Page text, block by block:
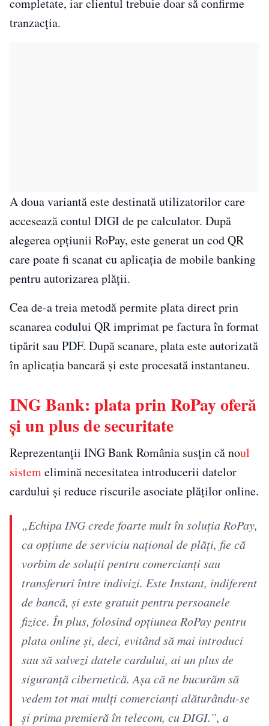
tranzacția.
A doua variantă este destinată utilizatorilor care
accesează contul DIGI de pe calculator. După
alegerea opțiunii RoPay, este generat un cod QR
care poate fi scanat cu aplicația de mobile banking
pentru autorizarea plății.
Cea de-a treia metodă permite plata direct prin
scanarea codului QR imprimat pe factura în format
tipărit sau PDF. După scanare, plata este autorizată
în aplicația bancară și este procesată instantaneu.
ING Bank: plata prin RoPay oferă
și un plus de securitate
Reprezentanții ING Bank România susțin că noul
sistemelimină necesitatea introducerii datelor
cardului și reduce riscurile asociate plăților online.
„Echipa ING crede foarte mult în soluția RoPay,
ca opțiune de serviciu național de plăți, fie că
vorbim de soluții pentru comercianți sau
transferuri între indivizi. Este Instant, indiferent
de bancă, și este gratuit pentru persoanele
fizice. În plus, folosind opțiunea RoPay pentru
plata online și, deci, evitând să mai introduci
sau să salvezi datele cardului, ai un plus de
siguranță cibernetică. Așa că ne bucurăm să
vedem tot mai mulți comercianți alăturându-se
și prima premieră în telecom, cu DIGI.”, a